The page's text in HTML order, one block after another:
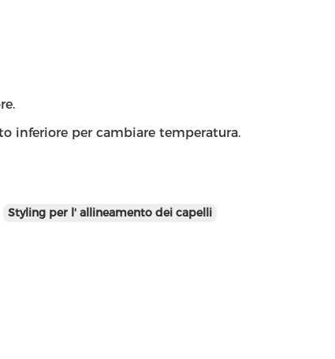
inferiore per cambiare temperatura.
Styling per l' allineamento dei capelli